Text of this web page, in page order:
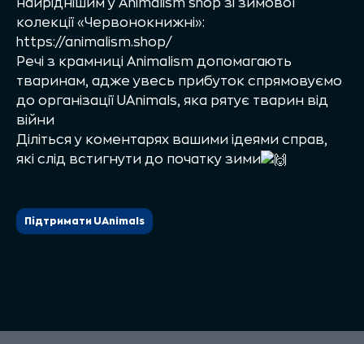
найріднішим у Animalism shop зі зимової
колекції «Червонокнижні»:
https://animalism.shop/
Речі з крамниці Animalism допомагають
тваринам, адже увесь прибуток спрямовуємо
до організації UAnimals, яка рятує тварин від
війни
Діліться у коментарях вашими ідеями справ,
які слід встигнути до початку зими
Підтримати UAnimals